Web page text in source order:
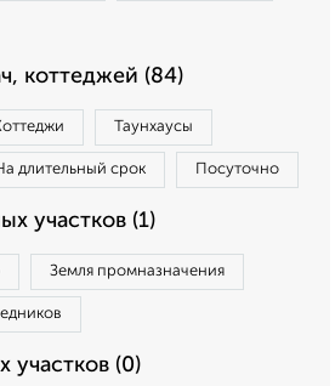
коттеджей (84)
Таунхаусы
длительный срок Посуточно
участков (1)
Земля промназначения
участков (0)